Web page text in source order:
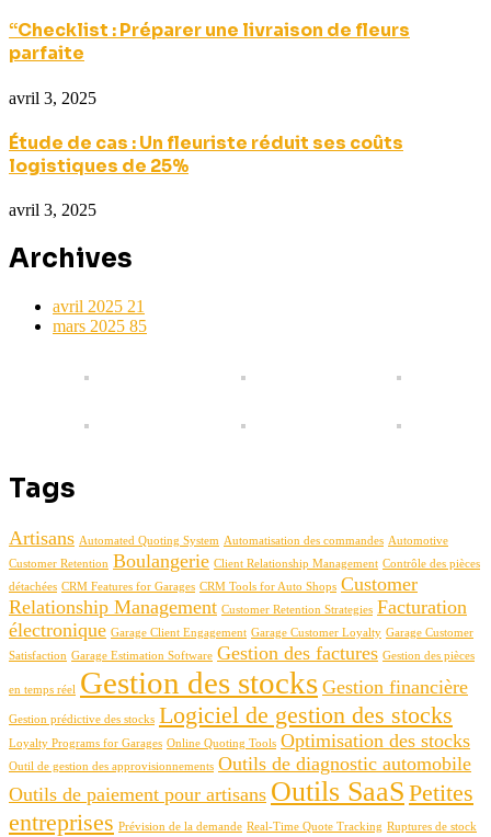
“Checklist : Préparer une livraison de fleurs
parfaite
avril 3, 2025
Étude de cas : Un fleuriste réduit ses coûts
logistiques de 25%
avril 3, 2025
Archives
avril 2025 21
mars 2025 85
Tags
Artisans Automated Quoting System Automatisation des commandes Automotive
Customer Retention Boulangerie Client Relationship Management Contrôle des pièces
détachées CRM Features for Garages CRM Tools for Auto Shops Customer
Relationship Management Customer Retention Strategies Facturation
électronique Garage Client Engagement Garage Customer Loyalty Garage Customer
Satisfaction Garage Estimation Software Gestion des factures Gestion des pièces
en temps réel Gestion des stocks Gestion financière
Gestion prédictive des stocks Logiciel de gestion des stocks
Loyalty Programs for Garages Online Quoting Tools Optimisation des stocks
Outil de gestion des approvisionnements Outils de diagnostic automobile
Outils de paiement pour artisans Outils SaaS Petites
entreprises Prévision de la demande Real-Time Quote Tracking Ruptures de stock